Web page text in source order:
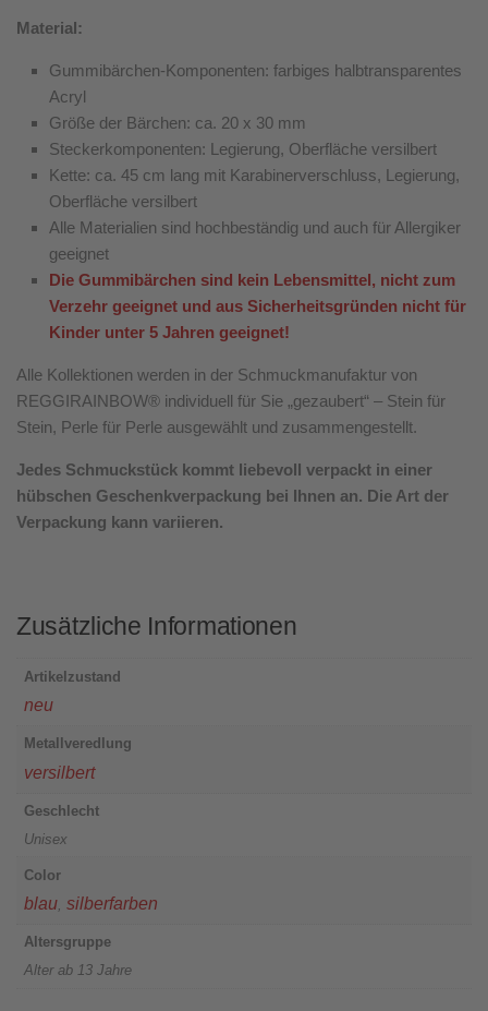
Material:
Gummibärchen-Komponenten: farbiges halbtransparentes
Acryl
Größe der Bärchen: ca. 20 x 30 mm
Steckerkomponenten: Legierung, Oberfläche versilbert
Kette: ca. 45 cm lang mit Karabinerverschluss, Legierung,
Oberfläche versilbert
Alle Materialien sind hochbeständig und auch für Allergiker
geeignet
Die Gummibärchen sind kein Lebensmittel, nicht zum
Verzehr geeignet und aus Sicherheitsgründen nicht für
Kinder unter 5 Jahren geeignet!
Alle Kollektionen werden in der Schmuckmanufaktur von
REGGIRAINBOW® individuell für Sie „gezaubert“ – Stein für
Stein, Perle für Perle ausgewählt und zusammengestellt.
Jedes Schmuckstück kommt liebevoll verpackt in einer
hübschen Geschenkverpackung bei Ihnen an. Die Art der
Verpackung kann variieren.
Zusätzliche Informationen
Artikelzustand
neu
Metallveredlung
versilbert
Geschlecht
Unisex
Color
blau, silberfarben
Altersgruppe
Alter ab 13 Jahre